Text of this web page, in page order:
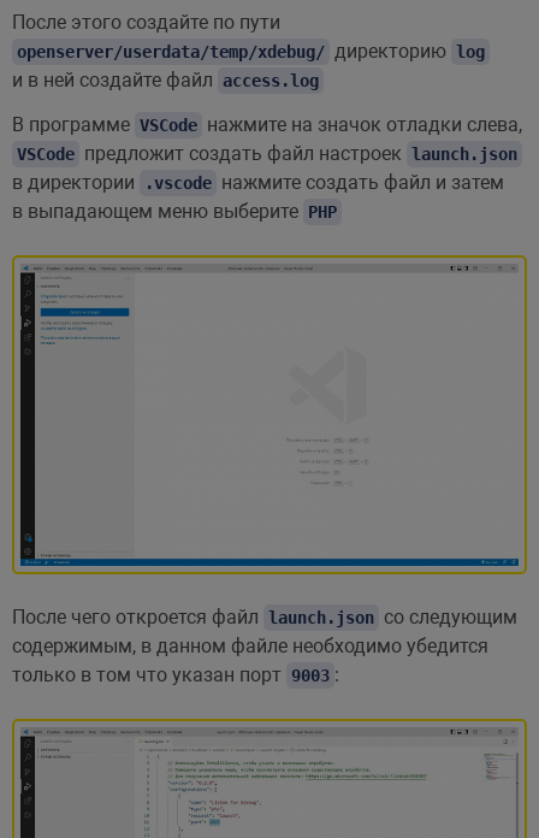
После этого создайте по пути
openserver/userdata/temp/xdebug/ директорию log
и в ней создайте файл access.log
В программе VSCode нажмите на значок отладки слева,
VSCode предложит создать файл настроек launch.json
в директории .vscode нажмите создать файл и затем
в выпадающем меню выберите PHP
После чего откроется файл launch.json со следующим
содержимым, в данном файле необходимо убедится
только в том что указан порт 9003 :